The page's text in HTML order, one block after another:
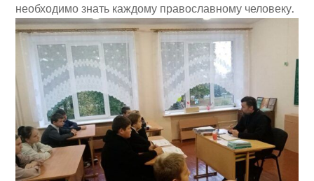
необходимо знать каждому православному человеку.